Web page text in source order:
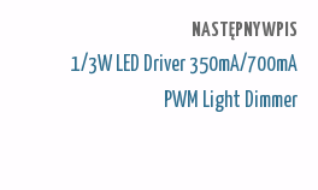
NASTĘPNY WPIS
1/3W LED Driver 350mA/700mA
PWM Light Dimmer